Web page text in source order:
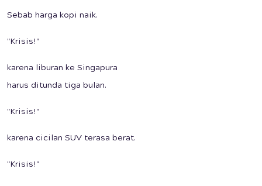
Sebab harga kopi naik.
"Krisis!"
karena liburan ke Singapura
harus ditunda tiga bulan.
"Krisis!"
karena cicilan SUV terasa berat.
"Krisis!"